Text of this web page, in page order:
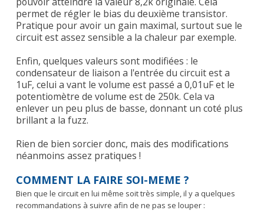
permet de régler le bias du deuxième transistor.
Pratique pour avoir un gain maximal, surtout sue le
circuit est assez sensible a la chaleur par exemple.
Enfin, quelques valeurs sont modifiées : le
condensateur de liaison a l'entrée du circuit est a
1uF, celui a vant le volume est passé a 0,01uF et le
potentiomètre de volume est de 250k. Cela va
enlever un peu plus de basse, donnant un coté plus
brillant a la fuzz.
Rien de bien sorcier donc, mais des modifications
néanmoins assez pratiques !
COMMENT LA FAIRE SOI-MEME ?
Bien que le circuit en lui même soit très simple, il y a quelques
recommandations à suivre afin de ne pas se louper :